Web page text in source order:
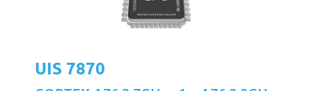
UIS 7870